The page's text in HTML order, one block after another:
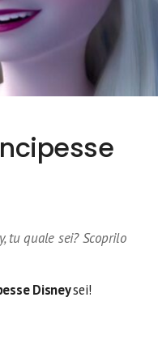
tu quale sei? Scoprilo
Disneysei!